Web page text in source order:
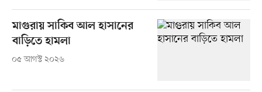
মাগুরায় সাকিব আল হাসানের
বাড়িতে হামলা
০৫ আগস্ট ২০২৬